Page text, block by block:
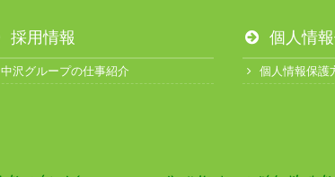
採用情報
中沢グループの仕事紹介
個人情
個人情報保護